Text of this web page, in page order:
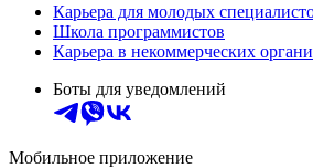
Карьера для молодых
Школа программистов
Карьера в некоммерческих
Боты для уведомлений
Мобильное приложение